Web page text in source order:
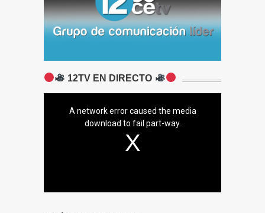
12TV EN DIRECTO
A network error caused the media
download to fail part-way.